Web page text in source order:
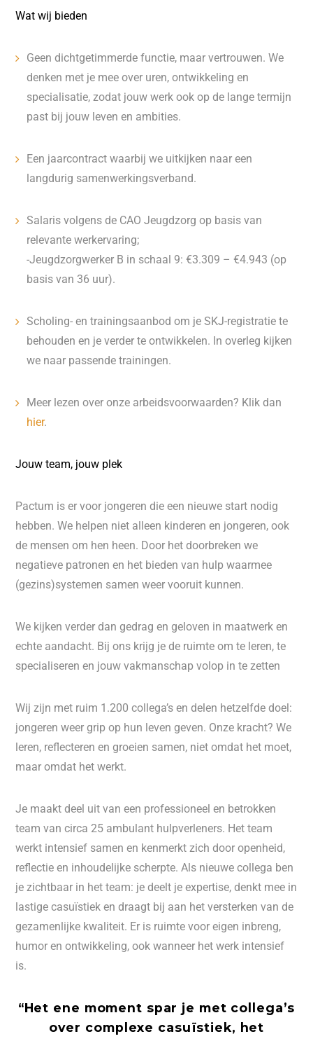
Wat wij bieden
Geen dichtgetimmerde functie, maar vertrouwen. We
denken met je mee over uren, ontwikkeling en
specialisatie, zodat jouw werk ook op de lange termijn
past bij jouw leven en ambities.
Een jaarcontract waarbij we uitkijken naar een
langdurig samenwerkingsverband.
Salaris volgens de CAO Jeugdzorg op basis van
relevante werkervaring;
-Jeugdzorgwerker B in schaal 9: €3.309 – €4.943 (op
basis van 36 uur).
Scholing- en trainingsaanbod om je SKJ-registratie te
behouden en je verder te ontwikkelen. In overleg kijken
we naar passende trainingen.
Meer lezen over onze arbeidsvoorwaarden? Klik dan
hier.
Jouw team, jouw plek
Pactum is er voor jongeren die een nieuwe start nodig
hebben. We helpen niet alleen kinderen en jongeren, ook
de mensen om hen heen. Door het doorbreken we
negatieve patronen en het bieden van hulp waarmee
(gezins)systemen samen weer vooruit kunnen.
We kijken verder dan gedrag en geloven in maatwerk en
echte aandacht. Bij ons krijg je de ruimte om te leren, te
specialiseren en jouw vakmanschap volop in te zetten
Wij zijn met ruim 1.200 collega’s en delen hetzelfde doel:
jongeren weer grip op hun leven geven. Onze kracht? We
leren, reflecteren en groeien samen, niet omdat het moet,
maar omdat het werkt.
Je maakt deel uit van een professioneel en betrokken
team van circa 25 ambulant hulpverleners. Het team
werkt intensief samen en kenmerkt zich door openheid,
reflectie en inhoudelijke scherpte. Als nieuwe collega ben
je zichtbaar in het team: je deelt je expertise, denkt mee in
lastige casuïstiek en draagt bij aan het versterken van de
gezamenlijke kwaliteit. Er is ruimte voor eigen inbreng,
humor en ontwikkeling, ook wanneer het werk intensief
is.
“Het ene moment spar je met collega’s
over complexe casuïstiek, het